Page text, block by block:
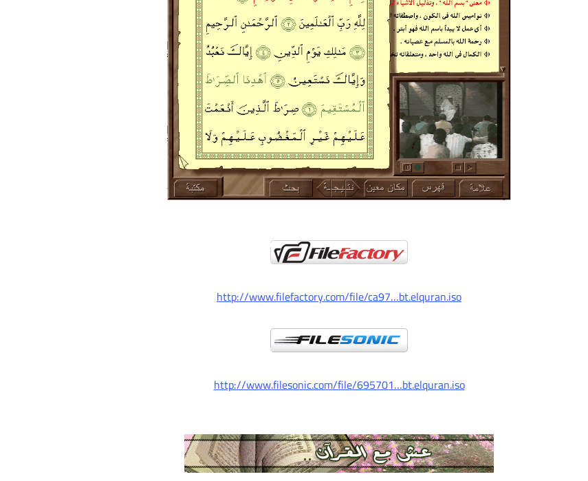
http://www.filefactory.com/file/ca97…bt.elquran.iso
http://www.filesonic.com/file/695701…bt.elquran.iso